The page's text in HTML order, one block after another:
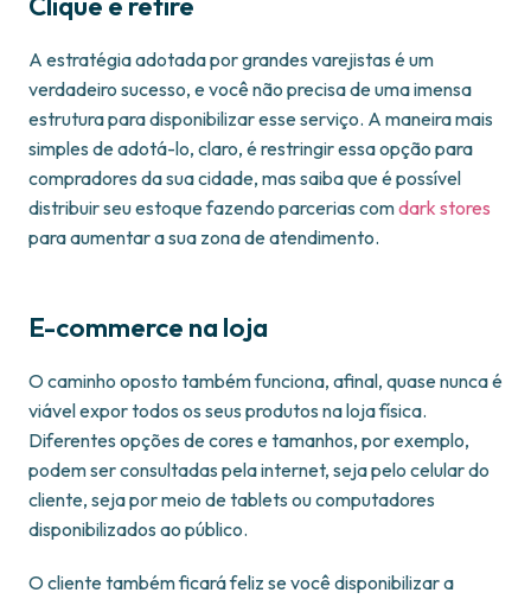
A estratégia adotada por grandes varejistas é um
verdadeiro sucesso, e você não precisa de uma imensa
estrutura para disponibilizar esse serviço. A maneira mais
simples de adotá-lo, claro, é restringir essa opção para
compradores da sua cidade, mas saiba que é possível
distribuir seu estoque fazendo parcerias comdark stores
para aumentar a sua zona de atendimento.
E-commerce na loja
O caminho oposto também funciona, afinal, quase nunca é
viável expor todos os seus produtos na loja física.
Diferentes opções de cores e tamanhos, por exemplo,
podem ser consultadas pela internet, seja pelo celular do
cliente, seja por meio de tablets ou computadores
disponibilizados ao público.
O cliente também ficará feliz se você disponibilizar a